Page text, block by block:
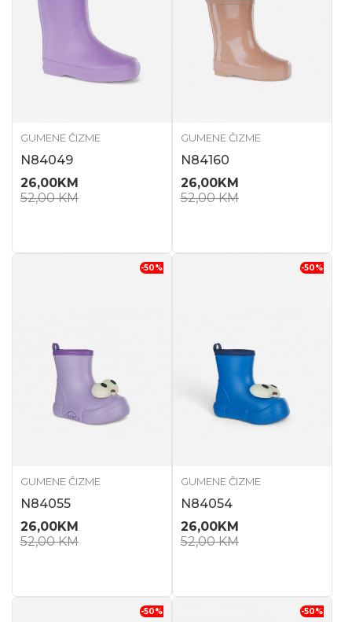
GUMENE ČIZME
N84049
26,00KM
52,00KM
GUMENE ČIZME
N84160
26,00KM
52,00KM
-50%
GUMENE ČIZME
N84055
26,00KM
52,00KM
-50%
GUMENE ČIZME
N84054
26,00KM
52,00KM
-50% -50%